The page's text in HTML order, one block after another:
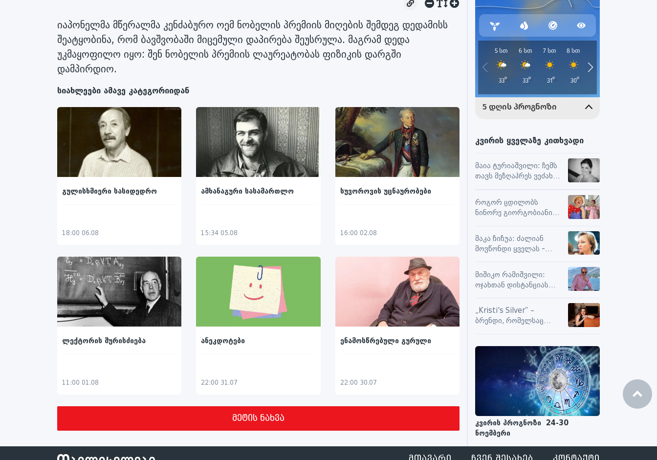
იაპონელმა მწერალმა კენძაბურო ოემ ნობელის პრემიის მიღების შემდეგ დედამისს
შეატყობინა, რომ ბავშვობაში მიცემული დაპირება შეუსრულა. მაგრამ დედა
უკმაყოფილო იყო: შენ ნობელის პრემიის ლაურეატობას ფიზიკის დარგში
დამპირდიო.
სიახლეები ამავე კატეგორიიდან
გულისხმიერი სასიდედრო
18:00 06.08
ამხანაგური სასამართლო
15:34 05.08
სუვოროვის უცნაურობები
16:00 02.08
ლექტორის შურისძიება
11:00 01.08
ანეკდოტები
22:00 31.07
ენამოსწრებული გურული
22:00 30.07
მეტის ნახვა
კვირის ყველაზე კითხვადი
მაია ტურიაშვილი: ჩემს
თავს მეზღაპრეს ვეძახი,
ურთიერთობებსა და
შემოქმედებით
მუშაობაში
როგორ ცდილობს
ნინორე გიორგობიანი
მაქსიმალური
სიამოვნების მიღებას და
მოქმედებს თუ არა მასზე
მაკა ჩიჩუა: ძალიან
მოვწონდი ყველას -
გარეთ
მიშიკო რამიშვილი:
ოჯახთან დისტანციას
გრძელდება
„Kristi's Silver“ –
ბრენდი, რომელსაც
კვირის პროგნოზი 24-30
ნოემბერი